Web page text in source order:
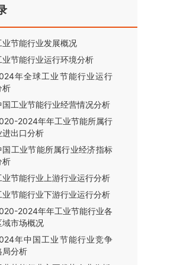
业节能行业发展概况
业节能行业运行环境分析
年全球工业节能行业运行
析
国工业节能行业经营情况分析
2024年年工业节能所属行
进出口分析
国工业节能所属行业经济指标
析
业节能行业上游行业运行分析
业节能行业下游行业运行分析
2024年年工业节能行业各
域市场概况
年中国工业节能行业竞争
局分析